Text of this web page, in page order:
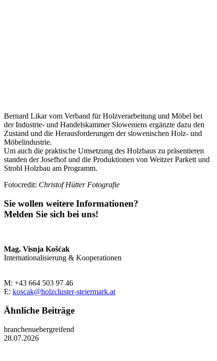
Bernard Likar vom Verband für Holzverarbeitung und Möbel bei
der Industrie- und Handelskammer Sloweniens ergänzte dazu den
Zustand und die Herausforderungen der slowenischen Holz- und
Möbelindustrie.
Um auch die praktische Umsetzung des Holzbaus zu präsentieren
standen der Josefhof und die Produktionen von Weitzer Parkett und
Strobl Holzbau am Programm.
Fotocredit: Christof Hütter Fotografie
Sie wollen weitere Informationen?
Melden Sie sich bei uns!
Mag. Visnja Košćak
Internationalisierung & Kooperationen
M: +43 664 503 97 46
E: koscak@holzcluster-steiermark.at
Ähnliche Beiträge
branchenuebergreifend
28.07.2026